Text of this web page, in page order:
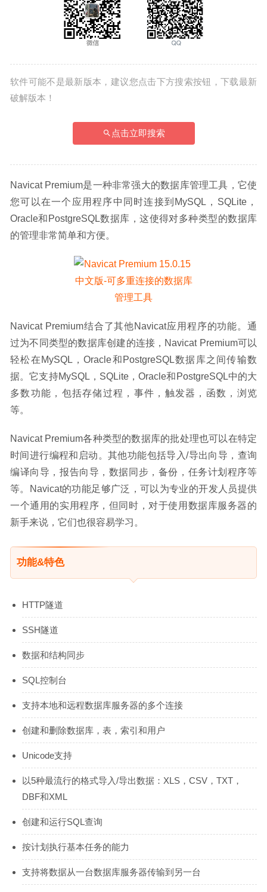
软件可能不是最新版本，建议您点击下方搜索按钮，下载最新
破解版本！
点击立即搜索
Navicat Premium是一种非常强大的数据库管理工具，它使
您可以在一个应用程序中同时连接到MySQL，SQLite，
Oracle和PostgreSQL数据库，这使得对多种类型的数据库
的管理非常简单和方便。
Navicat Premium结合了其他Navicat应用程序的功能。通
过为不同类型的数据库创建的连接，Navicat Premium可以
轻松在MySQL，Oracle和PostgreSQL数据库之间传输数
据。它支持MySQL，SQLite，Oracle和PostgreSQL中的大
多数功能，包括存储过程，事件，触发器，函数，浏览
等。
Navicat Premium各种类型的数据库的批处理也可以在特定
时间进行编程和启动。其他功能包括导入/导出向导，查询
编译向导，报告向导，数据同步，备份，任务计划程序等
等。Navicat的功能足够广泛，可以为专业的开发人员提供
一个通用的实用程序，但同时，对于使用数据库服务器的
新手来说，它们也很容易学习。
功能&特色
HTTP隧道
SSH隧道
数据和结构同步
SQL控制台
支持本地和远程数据库服务器的多个连接
创建和删除数据库，表，索引和用户
Unicode支持
以5种最流行的格式导入/导出数据：XLS，CSV，TXT，
DBF和XML
创建和运行SQL查询
按计划执行基本任务的能力
支持将数据从一台数据库服务器传输到另一台